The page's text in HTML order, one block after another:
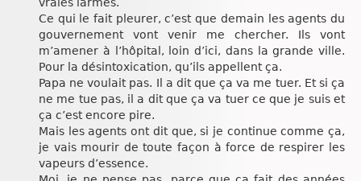
vraies larmes.
Ce qui le fait pleurer, c’est que demain les agents du
gouvernement vont venir me chercher. Ils vont
m’amener à l’hôpital, loin d’ici, dans la grande ville.
Pour la désintoxication, qu’ils appellent ça.
Papa ne voulait pas. Il a dit que ça va me tuer. Et si ça
ne me tue pas, il a dit que ça va tuer ce que je suis et
ça c’est encore pire.
Mais les agents ont dit que, si je continue comme ça,
je vais mourir de toute façon à force de respirer les
vapeurs d’essence.